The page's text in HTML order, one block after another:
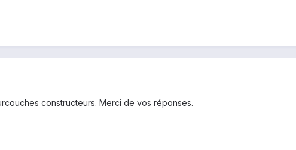
constructeurs. Merci de vos réponses.